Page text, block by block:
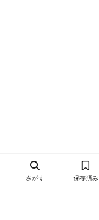
さがす 保存済み